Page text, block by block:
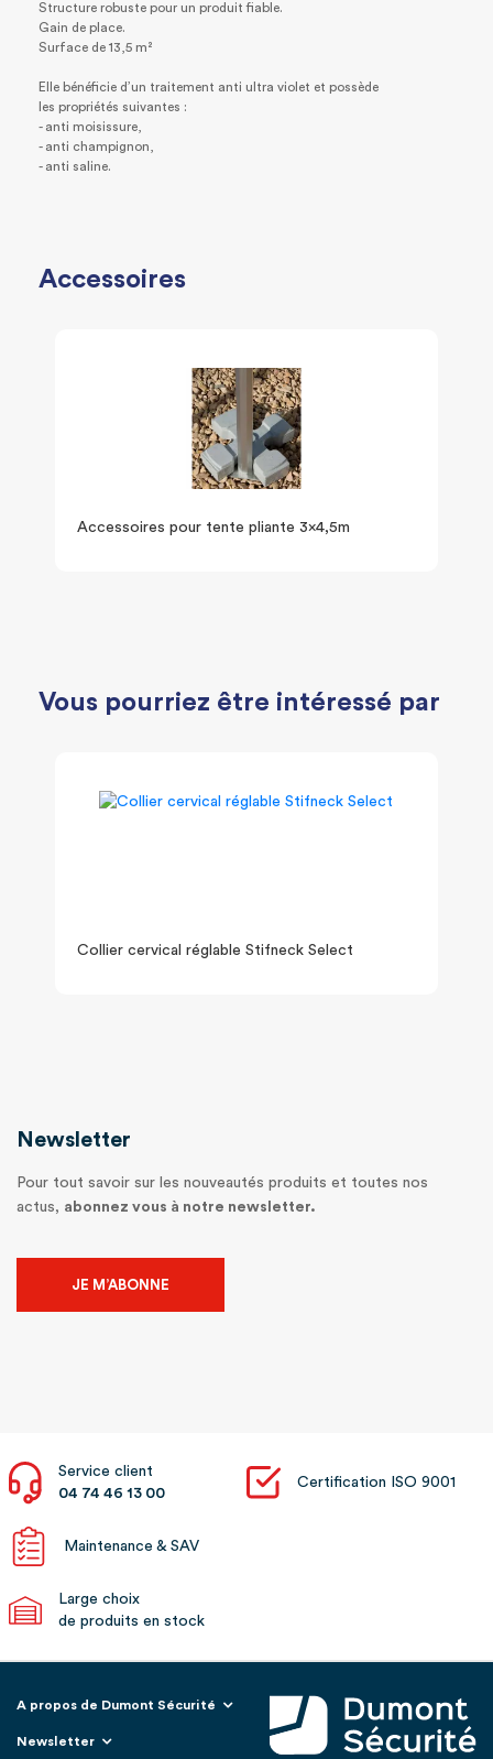
Structure robuste pour un produit fiable.
Gain de place.
Surface de 13,5 m²
Elle bénéficie d’un traitement anti ultra violet et possède
les propriétés suivantes :
- anti moisissure,
- anti champignon,
- anti saline.
Accessoires
Accessoires pour tente pliante 3x4,5m
Vous pourriez être intéressé par
Collier cervical réglable Stifneck Select
Newsletter
Pour tout savoir sur les nouveautés produits et toutes nos
actus, abonnez vous à notre newsletter.
JE M’ABONNE
Service client
04 74 46 13 00
Certification ISO 9001
Maintenance & SAV
Large choix
de produits en stock
A propos de Dumont Sécurité
Newsletter